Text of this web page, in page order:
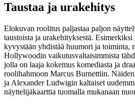
Taustaa ja urakehitys
Elokuvan roolitus paljastaa paljon
taustoista ja urakehityksestä. Esimerkiksi
kyvystään yhdistää huumori ja toiminta,
Hollywoodin vaikutusvaltaisimmista
jolla on laaja kokemus komediasta ja
roolihahmoon Marcus Burnettiin.
ja Alexander Ludwigin kaltaiset
näyttelijäkaarttia tuomalla mukanaan